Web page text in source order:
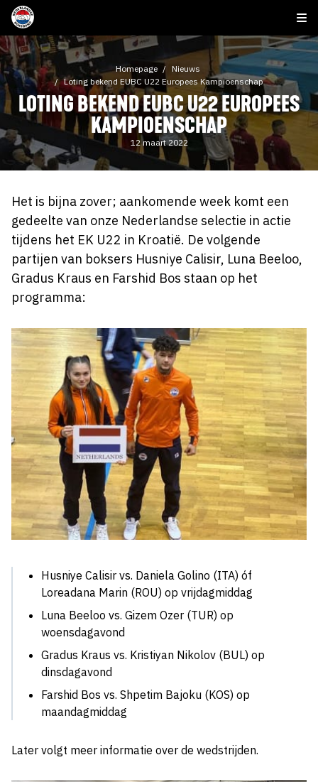
Homepage
Nieuws
Loting bekend EUBC U22 Europees Kampioenschap
LOTING BEKEND EUBC U22 EUROPEES
KAMPIOENSCHAP
12 maart 2022
Het is bijna zover; aankomende week komt een
gedeelte van onze Nederlandse selectie in actie
tijdens het EK U22 in Kroatië. De volgende
partijen van boksers Husniye Calisir, Luna Beeloo,
Gradus Kraus en Farshid Bos staan op het
programma:
Husniye Calisir vs. Daniela Golino (ITA) óf
Loreadana Marin (ROU) op vrijdagmiddag
Luna Beeloo vs. Gizem Ozer (TUR) op
woensdagavond
Gradus Kraus vs. Kristiyan Nikolov (BUL) op
dinsdagavond
Farshid Bos vs. Shpetim Bajoku (KOS) op
maandagmiddag
Later volgt meer informatie over de wedstrijden.